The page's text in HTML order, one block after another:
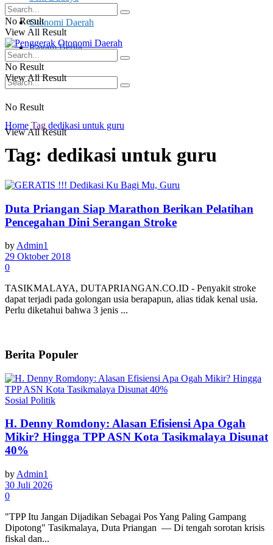
Otonomi Daerah
Ragam Berita
No Result
View All Result
No Result
View All Result
No Result
View All Result
Home Tag dedikasi untuk guru
Tag: dedikasi untuk guru
Duta Priangan Siap Marathon Berikan Pelatihan
Pencegahan Dini Serangan Stroke
by Admin1
29 Oktober 2018
0
TASIKMALAYA, DUTAPRIANGAN.CO.ID - Penyakit stroke
dapat terjadi pada golongan usia berapapun, alias tidak kenal usia.
Perlu diketahui bahwa 3 jenis ...
Berita Populer
Sosial Politik
H. Denny Romdony: Alasan Efisiensi Apa Ogah
Mikir? Hingga TPP ASN Kota Tasikmalaya Disunat
40%
by Admin1
30 Juli 2026
0
"TPP Itu Jangan Dijadikan Sebagai Pos Yang Paling Gampang
Dipotong" Tasikmalaya, Duta Priangan — Di tengah sorotan krisis
fiskal dan...